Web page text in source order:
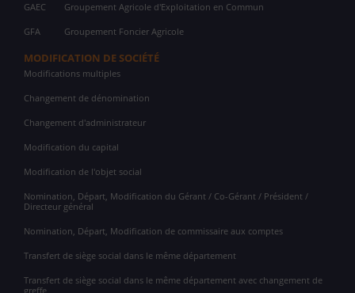
GAEC Groupement Agricole d'Exploitation en Commun
GFA Groupement Foncier Agricole
MODIFICATION DE SOCIÉTÉ
Modifications multiples
Changement de dénomination
Changement d'administrateur
Modification du capital
Modification de l'objet social
Nomination, Départ, Modification du Gérant / Co-Gérant / Président /
Directeur général
Nomination, Départ, Modification de commissaire aux comptes
Transfert de siège social dans le même département
Transfert de siège social dans le même département avec changement de
greffe